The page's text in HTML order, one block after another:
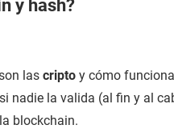
y hash?
las cripto y cómo
nadie la valida (al fin y al
blockchain.